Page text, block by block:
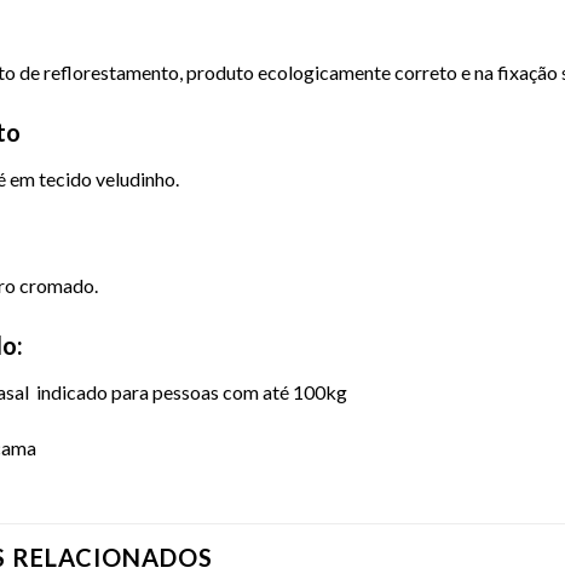
de reflorestamento, produto ecologicamente correto e na fixação
em tecido veludinho.
cromado.
indicado para pessoas com até 100kg
RELACIONADOS